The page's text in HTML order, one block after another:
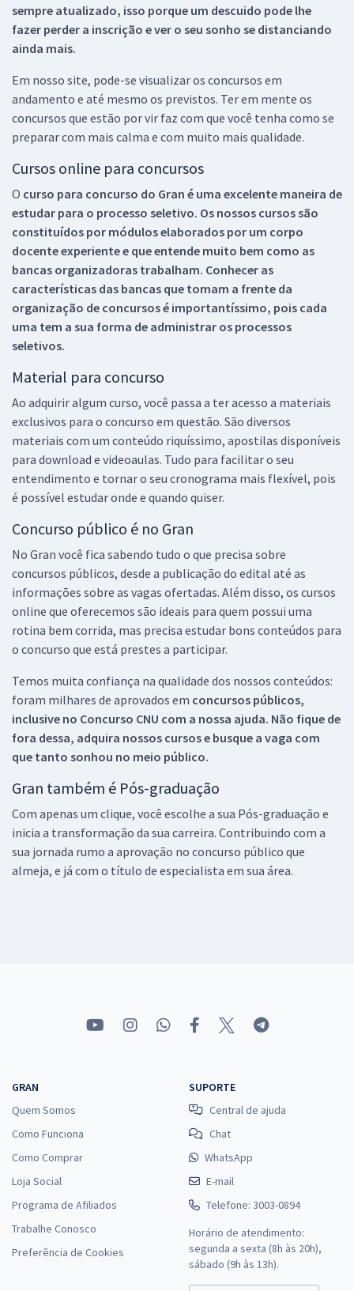
sempre atualizado, isso porque um descuido pode lhe
fazer perder a inscrição e ver o seu sonho se distanciando
ainda mais.
Em nosso site, pode-se visualizar os concursos em
andamento e até mesmo os previstos. Ter em mente os
concursos que estão por vir faz com que você tenha como se
preparar com mais calma e com muito mais qualidade.
Cursos online para concursos
O curso para concurso do Gran é uma excelente maneira de
estudar para o processo seletivo. Os nossos cursos são
constituídos por módulos elaborados por um corpo
docente experiente e que entende muito bem como as
bancas organizadoras trabalham. Conhecer as
características das bancas que tomam a frente da
organização de concursos é importantíssimo, pois cada
uma tem a sua forma de administrar os processos
seletivos.
Material para concurso
Ao adquirir algum curso, você passa a ter acesso a materiais
exclusivos para o concurso em questão. São diversos
materiais com um conteúdo riquíssimo, apostilas disponíveis
para download e videoaulas. Tudo para facilitar o seu
entendimento e tornar o seu cronograma mais flexível, pois
é possível estudar onde e quando quiser.
Concurso público é no Gran
No Gran você fica sabendo tudo o que precisa sobre
concursos públicos, desde a publicação do edital até as
informações sobre as vagas ofertadas. Além disso, os cursos
online que oferecemos são ideais para quem possui uma
rotina bem corrida, mas precisa estudar bons conteúdos para
o concurso que está prestes a participar.
Temos muita confiança na qualidade dos nossos conteúdos:
foram milhares de aprovados em concursos públicos,
inclusive no Concurso CNU com a nossa ajuda. Não fique de
fora dessa, adquira nossos cursos e busque a vaga com
que tanto sonhou no meio público.
Gran também é Pós-graduação
Com apenas um clique, você escolhe a sua Pós-graduação e
inicia a transformação da sua carreira. Contribuindo com a
sua jornada rumo a aprovação no concurso público que
almeja, e já com o título de especialista em sua área.
GRAN
Quem Somos
Como Funciona
Como Comprar
Loja Social
Programa de Afiliados
Trabalhe Conosco
Preferência de Cookies
SUPORTE
Central de ajuda
Chat
WhatsApp
E-mail
Telefone: 3003-0894
Horário de atendimento:
segunda a sexta (8h às 20h),
sábado (9h às 13h).